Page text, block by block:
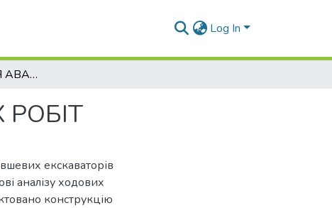
Log In
ЕКСКАВАТОР ДЛЯ АВАРІЙНО-РЯТУВАЛЬНИХ РОБІТ
екскаваторів
аналізу ходових
конструкцію